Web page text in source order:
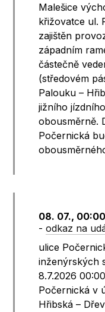
Malešice
křižovatce ul.
zajištěn
západním
částečně
(středovém
Palouku –
jižního
obousměrně.
Počernická
08. 07.,
-odkaz na
ulice
inženýrských
8.7.2026
Počernická v
Hřibská –